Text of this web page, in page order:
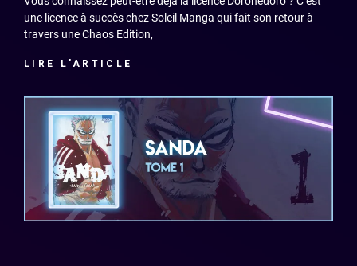
une licence à succès chez Soleil Manga qui fait son retour à
travers une Chaos Edition,
LIRE L'ARTICLE